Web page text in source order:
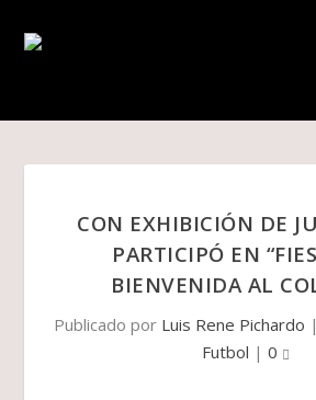
CON EXHIBICIÓN DE
PARTICIPÓ EN
BIENVENIDA AL
Publicado por Luis Rene Pichardo |
Futbol | 0